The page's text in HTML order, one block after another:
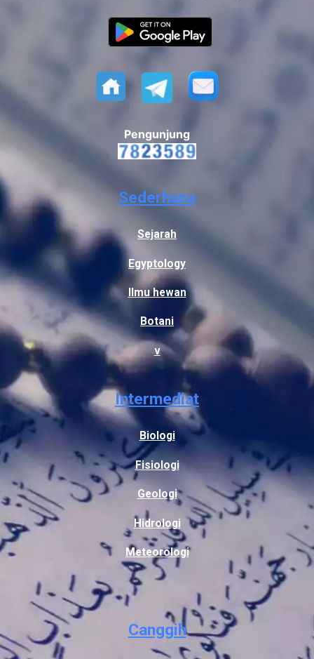
Pengunjung
Sederhana
Sejarah
Egyptology
Ilmu hewan
Botani
v
Intermediat
Biologi
Fisiologi
Geologi
Hidrologi
Meteorologi
Canggih